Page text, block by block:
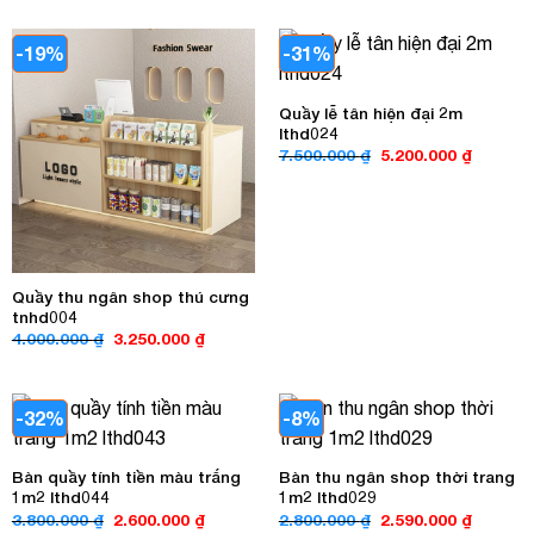
3.250.000 ₫.
-19%
Quầy thu ngân shop thú cưng
tnhd004
4.000.000₫ Giá
3.250.000 ₫Giá
hiện
3.250.000 ₫.
-31%
Quầy lễ tân hiện đại 2m
lthd024
7.500.000₫ Giá
5.200.000 ₫Giá
hiện
-32%
Bàn quầy tính tiền màu trắng
1m2 lthd044
3.800.000₫ Giá
2.600.000 ₫Giá
hiện
-8%
Bàn thu ngân shop thời trang
1m2 lthd029
2.800.000₫ Giá
2.590.000 ₫Giá
hiện